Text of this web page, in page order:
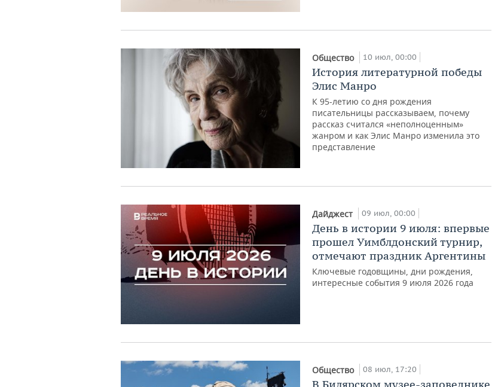
Общество 10 июл, 00:00
История литературной победы
Элис Манро
К 95-летию со дня рождения
писательницы рассказываем, почему
рассказ считался «неполноценным»
жанром и как Элис Манро изменила это
представление
Дайджест 09 июл, 00:00
День в истории 9 июля: впервые
прошел Уимблдонский турнир,
отмечают праздник Аргентины
Ключевые годовщины, дни рождения,
интересные события 9 июля 2026 года
Общество 08 июл, 17:20
В Билярском музее-заповеднике